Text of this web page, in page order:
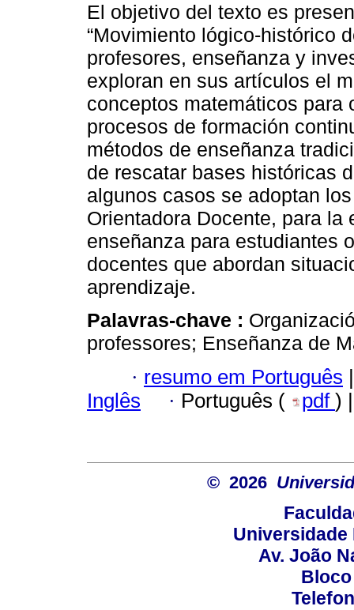
El objetivo del texto es
“Movimiento lógico-histórico
profesores, enseñanza y
exploran en sus artículos el
conceptos matemáticos para
procesos de formación
métodos de enseñanza
de rescatar bases históricas
algunos casos se adoptan
Orientadora Docente, para
enseñanza para estudiantes
docentes que abordan
aprendizaje.
Palavras-chave :
professores; Enseñanza de
· resumo em Português |
Inglês
· Português ( pdf )
© 2026
Universidade
Av. João
Bloco